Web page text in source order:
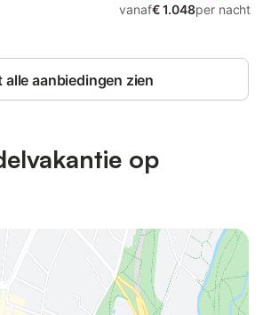
vanaf€ 1.048per nacht
alle aanbiedingen zien
op